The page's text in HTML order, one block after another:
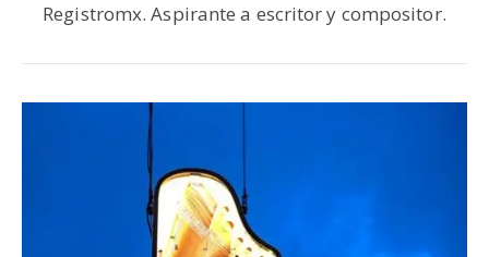
Registromx. Aspirante a escritor y compositor.